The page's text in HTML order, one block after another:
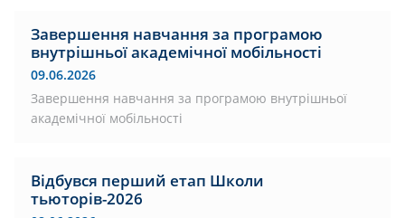
Завершення навчання за програмою
внутрішньої академічної мобільності
09.06.2026
Завершення навчання за програмою внутрішньої
академічної мобільності
Відбувся перший етап Школи
тьюторів-2026